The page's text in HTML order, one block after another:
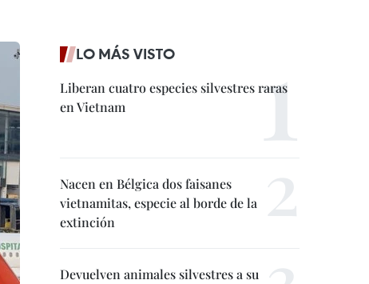
LO MÁS VISTO
Liberan cuatro especies silvestres raras
en Vietnam
Nacen en Bélgica dos faisanes
vietnamitas, especie al borde de la
extinción
Devuelven animales silvestres a su